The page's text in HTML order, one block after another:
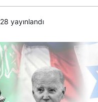
yayınlandı